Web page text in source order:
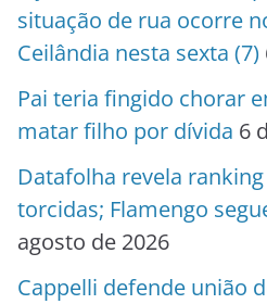
situação de rua ocorre
Ceilândia nesta sexta (7)
Pai teria fingido chorar
matar filho por dívida 6
Datafolha revela
torcidas; Flamengo
agosto de 2026
Cappelli defende união